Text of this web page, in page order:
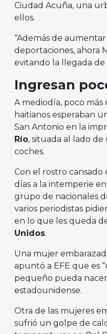
Ciudad Acuña, una
ellos.
“Además de
deportaciones, ahora
evitando la llegada de
Ingresan
A mediodía, poco
haitianos esperaban
San Antonio en la
Río, situada al lado
coches.
Con el rostro cansado
días a la intemperie
grupo de nacionales
varios periodistas
en lo que les queda
Unidos.
Una mujer
apuntó a EFE que es
pequeño pueda
estadounidense.
Otra de las mujeres
sufrió un golpe de